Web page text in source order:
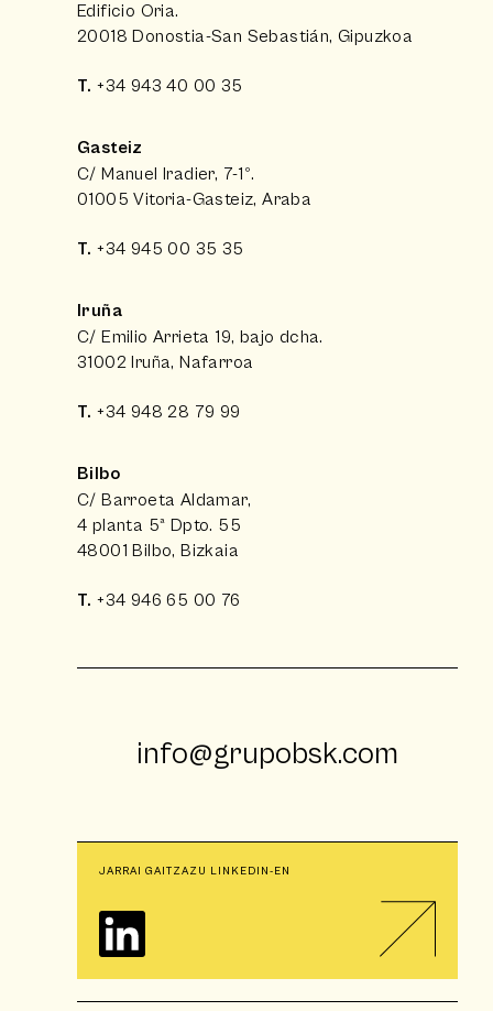
Edificio Oria.
20018 Donostia-San Sebastián, Gipuzkoa
T. +34 943 40 00 35
Gasteiz
C/ Manuel Iradier, 7-1º.
01005 Vitoria-Gasteiz, Araba
T. +34 945 00 35 35
Iruña
C/ Emilio Arrieta 19, bajo dcha.
31002 Iruña, Nafarroa
T. +34 948 28 79 99
Bilbo
C/ Barroeta Aldamar,
4 planta 5ª Dpto. 55
48001 Bilbo, Bizkaia
T. +34 946 65 00 76
info@grupobsk.com
JARRAI GAITZAZU LINKEDIN-EN